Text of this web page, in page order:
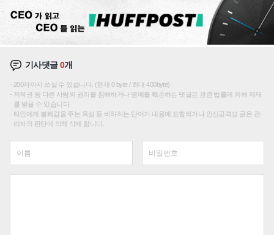
기사댓글0개
200자까지 쓰실 수 있습니다. (현재 0 byte / 최대 400byte)
저작권 등 다른 사람의 권리를 침해하거나 명예를 훼손하는 댓글은 관련 법률에 의해 제재
를 받을 수 있습니다.
타인에게 불쾌감을 주는 욕설 등 비하하는 단어가 내용에 포함되거나 인신공격성 글은 관
리자의 판단에 의해 삭제 합니다.